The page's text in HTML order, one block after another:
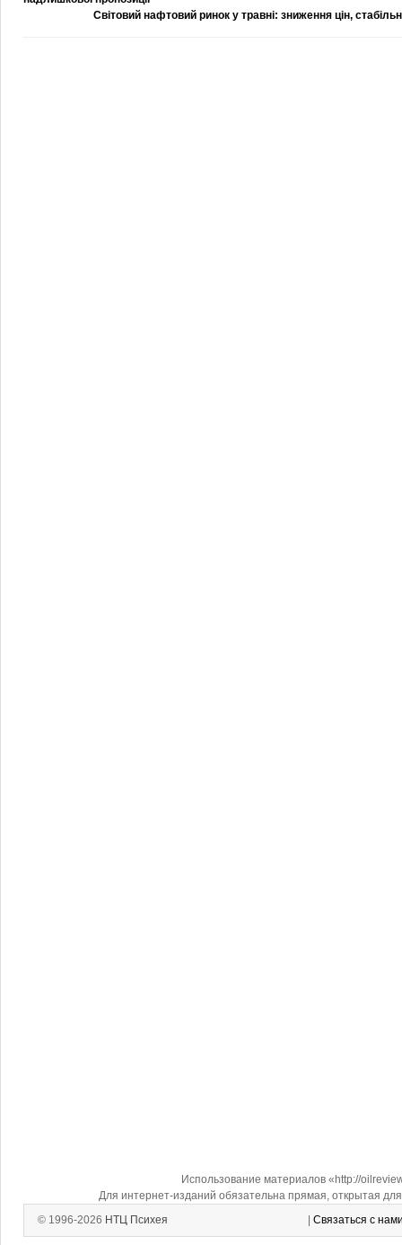
Світовий нафтовий ринок у травні: зниження цін,
Использование материалов «http://
Для интернет-изданий обязательна прямая, открытая
© 1996-2026 НТЦ Психея Связаться с